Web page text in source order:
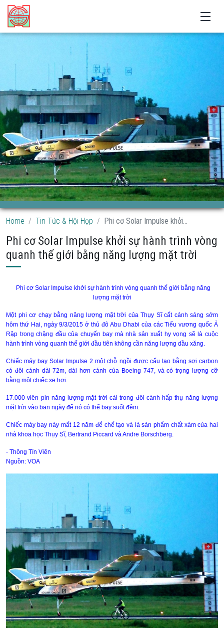
Home Tin Tức & Hội Họp Phi cơ Solar Impulse khởi...
Phi cơ Solar Impulse khởi sự hành trình vòng
quanh thế giới bằng năng lượng mặt trời
Phi cơ Solar Impulse khởi sự hành trình vòng quanh thế giới bằng năng
lượng mặt trời
Một phi cơ chạy bằng năng lượng mặt trời của Thụy Sĩ cất cánh sáng sớm
hôm thứ Hai, ngày 9/3/2015 ở thủ đô Abu Dhabi của các Tiểu vương quốc Ả
Rập trong chặng đầu của chuyến bay mà nhà sản xuất hy vọng sẽ là cuộc
hành trình vòng quanh thế giới đầu tiên không cần năng lượng dầu xăng.
Chiếc máy bay Solar Impulse 2 một chỗ ngồi được cấu tạo bằng sợi carbon
có đôi cánh dài 72m, dài hơn cánh của Boeing 747, và có trọng lượng cỡ
bằng một chiếc xe hơi.
17.000 viên pin năng lượng mặt trời cài trong đôi cánh hấp thụ năng lượng
mặt trời vào ban ngày để nó có thể bay suốt đêm.
Chiếc máy bay này mất 12 năm để chế tạo và là sản phẩm chất xám của hai
nhà khoa học Thụy Sĩ, Bertrand Piccard và Andre Borschberg.
- Thông Tín Viên
Nguồn: VOA